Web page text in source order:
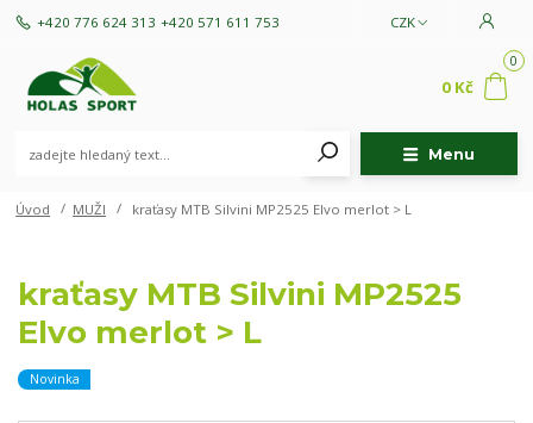
Menu
CZK
+420 776 624 313 +420 571 611 753
0
0 Kč
Úvod MUŽI kraťasy MTB Silvini MP2525 Elvo merlot > L
kraťasy MTB Silvini MP2525
Elvo merlot > L
Novinka